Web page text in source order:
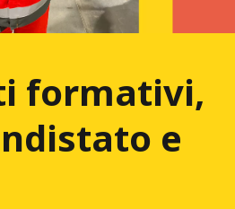
formativi,
e